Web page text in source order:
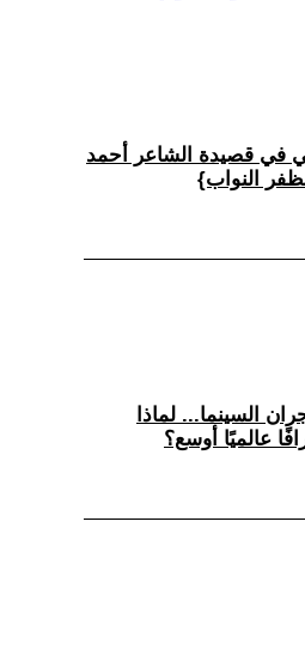
في قصيدة الشاعر أحمد
النواب}
السينما... لماذا
عالميًا أوسع؟